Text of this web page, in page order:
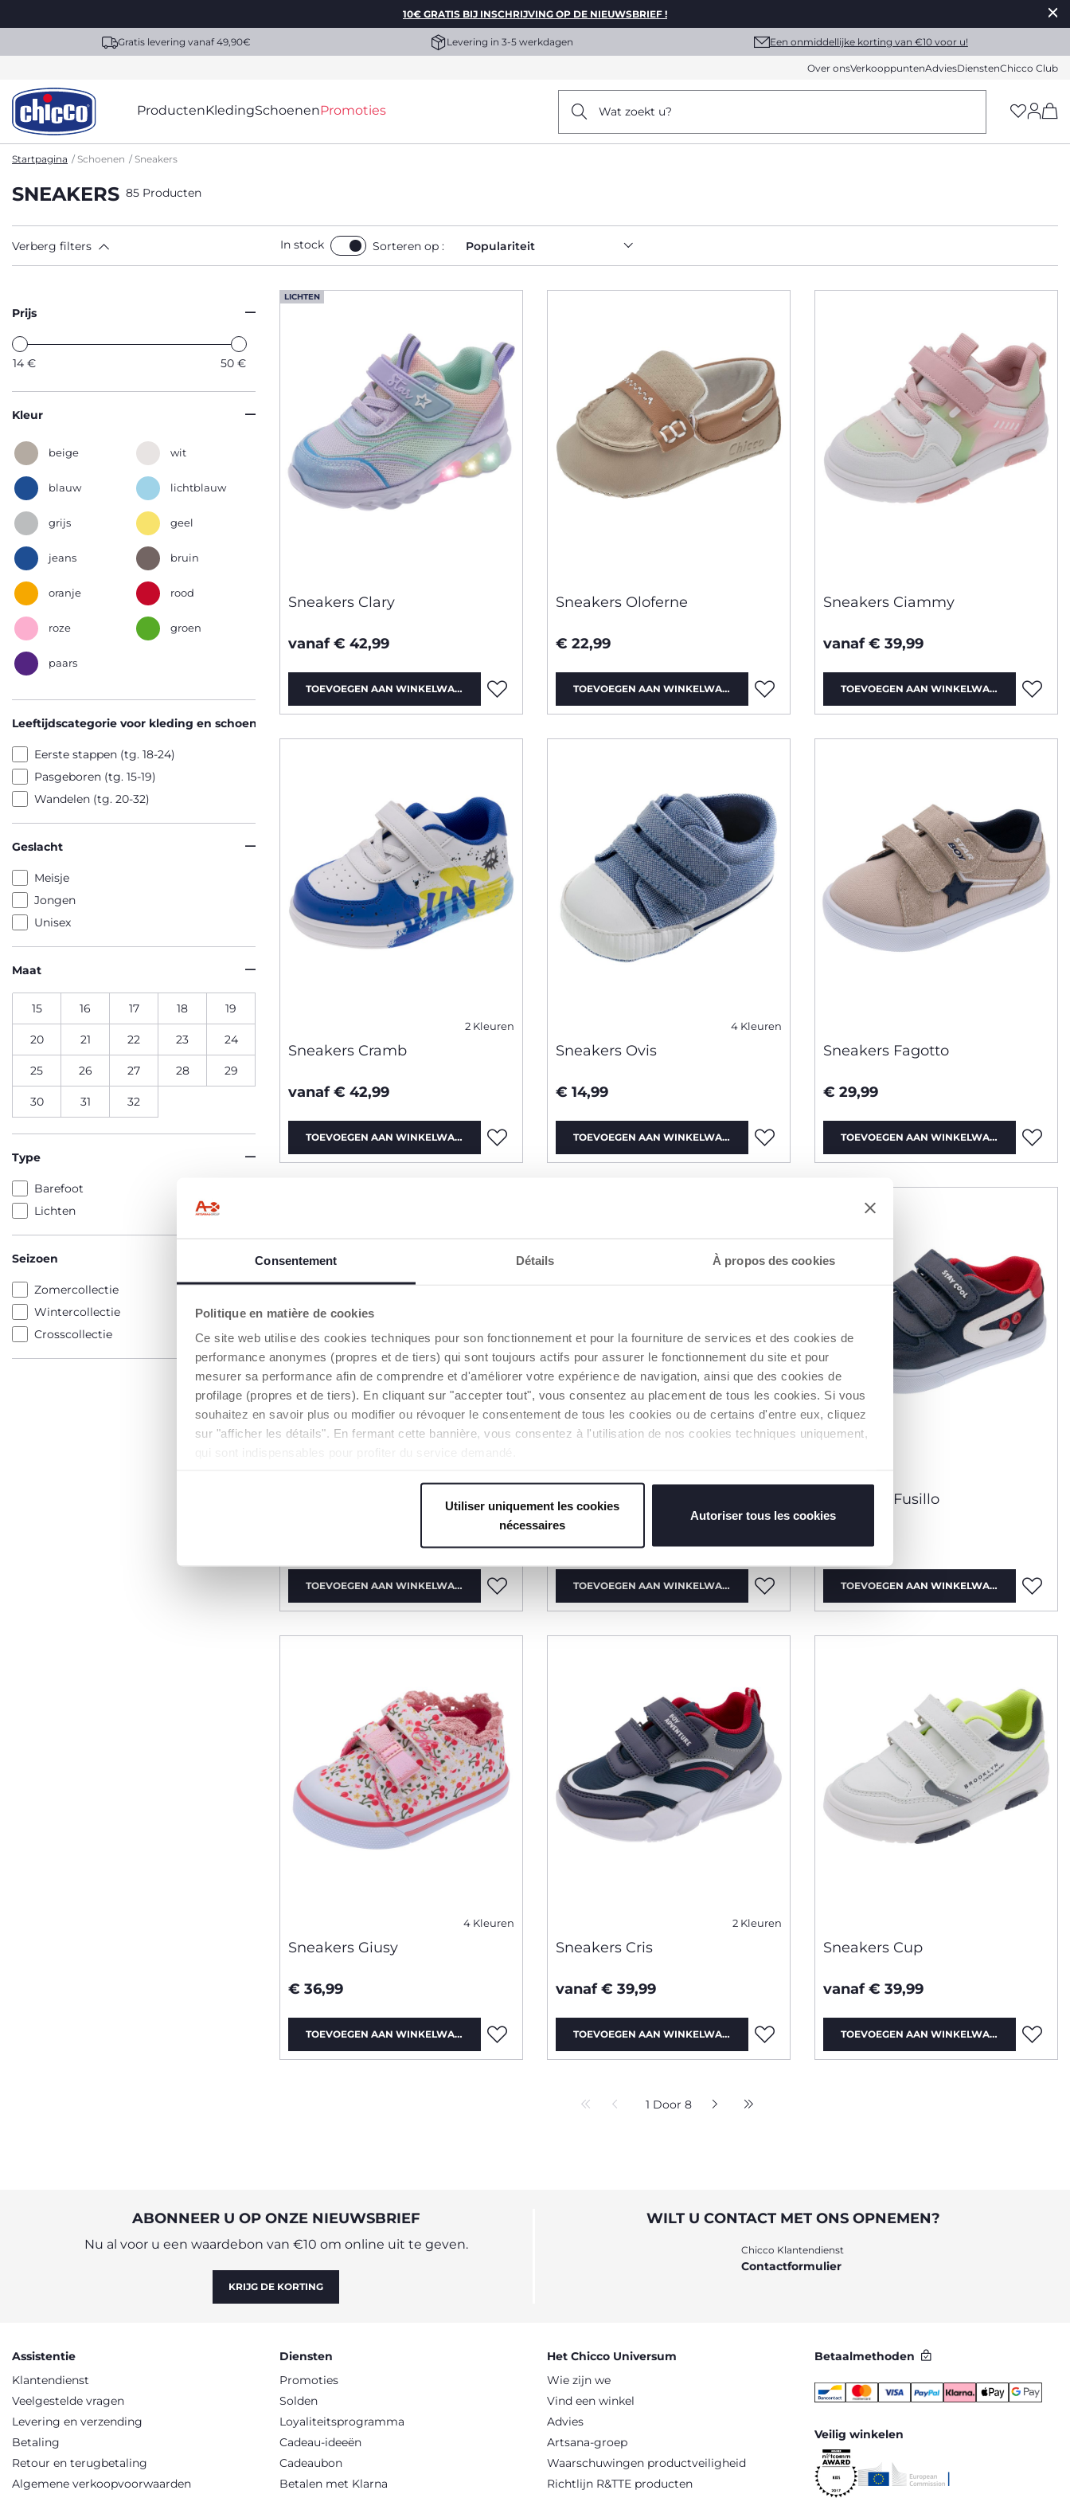
Consentement Détails À propos des cookies
Politique en matière de cookies
Ce site web utilise des cookies techniques pour son fonctionnement et pour la fourniture de services et des cookies de
performance anonymes (propres et de tiers) qui sont toujours actifs pour assurer le fonctionnement du site et pour
mesurer sa performance afin de comprendre et d'améliorer votre expérience de navigation, ainsi que des cookies de
profilage (propres et de tiers). En cliquant sur "accepter tout", vous consentez au placement de tous les cookies. Si vous
souhaitez en savoir plus ou modifier ou révoquer le consentement de tous les cookies ou de certains d'entre eux, cliquez
sur "afficher les détails". En fermant cette bannière, vous consentez à l'utilisation de nos cookies techniques uniquement,
Utiliser uniquement les cookies
nécessaires
Autoriser tous les cookies
10€ GRATIS BIJ INSCHRIJVING OP DE NIEUWSBRIEF !
Gratis levering vanaf 49,90€ Levering in 3-5 werkdagen Een onmiddellijke korting van €10 voor u!
Over onsVerkooppuntenAdviesDienstenChicco Club
ProductenKledingSchoenenPromoties Wat zoekt u?
Startpagina Schoenen Sneakers
SNEAKERS 85 Producten
Verberg filters In stock Sorteren op : Populariteit
Prijs
14 € 50 €
Kleur
beige wit
blauw lichtblauw
grijs geel
jeans bruin
oranje rood
roze groen
paars
Leeftijdscategorie voor kleding en schoenen
Eerste stappen (tg. 18-24)
Pasgeboren (tg. 15-19)
Wandelen (tg. 20-32)
Geslacht
Meisje
Jongen
Unisex
Maat
15 16 17 18 19
20 21 22 23 24
25 26 27 28 29
30 31 32
Type
Barefoot
Lichten
Seizoen
Zomercollectie
Wintercollectie
Crosscollectie
LICHTEN
Sneakers Clary
vanaf € 42,99
TOEVOEGEN AAN WINKELWAGEN
Sneakers Oloferne
€ 22,99
TOEVOEGEN AAN WINKELWAGEN
Sneakers Ciammy
vanaf € 39,99
TOEVOEGEN AAN WINKELWAGEN
2 Kleuren
Sneakers Cramb
vanaf € 42,99
TOEVOEGEN AAN WINKELWAGEN
4 Kleuren
Sneakers Ovis
€ 14,99
TOEVOEGEN AAN WINKELWAGEN
Sneakers Fagotto
€ 29,99
TOEVOEGEN AAN WINKELWAGEN
TOEVOEGEN AAN WINKELWAGEN
Sneakers Gristy
TOEVOEGEN AAN WINKELWAGEN
Sneakers Fusillo
TOEVOEGEN AAN WINKELWAGEN
4 Kleuren
Sneakers Giusy
€ 36,99
TOEVOEGEN AAN WINKELWAGEN
2 Kleuren
Sneakers Cris
vanaf € 39,99
TOEVOEGEN AAN WINKELWAGEN
Sneakers Cup
vanaf € 39,99
TOEVOEGEN AAN WINKELWAGEN
1 Door 8
ABONNEER U OP ONZE NIEUWSBRIEF
Nu al voor u een waardebon van €10 om online uit te geven.
KRIJG DE KORTING
WILT U CONTACT MET ONS OPNEMEN?
Chicco Klantendienst
Contactformulier
Assistentie
Klantendienst
Veelgestelde vragen
Levering en verzending
Betaling
Retour en terugbetaling
Algemene verkoopvoorwaarden
Diensten
Promoties
Solden
Loyaliteitsprogramma
Cadeau-ideeën
Cadeaubon
Betalen met Klarna
Het Chicco Universum
Wie zijn we
Vind een winkel
Advies
Artsana-groep
Waarschuwingen productveiligheid
Richtlijn R&TTE producten
Betaalmethoden
Veilig winkelen